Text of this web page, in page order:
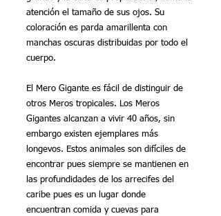
atención el tamaño de sus ojos. Su
coloración es parda amarillenta con
manchas oscuras distribuidas por todo el
cuerpo.
El Mero Gigante es fácil de distinguir de
otros Meros tropicales. Los Meros
Gigantes alcanzan a vivir 40 años, sin
embargo existen ejemplares más
longevos. Estos animales son difíciles de
encontrar pues siempre se mantienen en
las profundidades de los arrecifes del
caribe pues es un lugar donde
encuentran comida y cuevas para